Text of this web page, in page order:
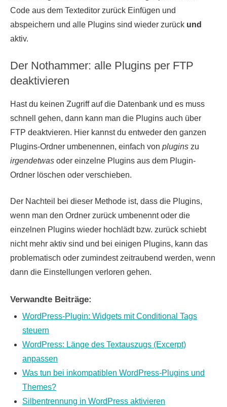
Code aus dem Texteditor zurück Einfügen und
abspeichern und alle Plugins sind wieder zurück und
aktiv.
Der Nothammer: alle Plugins per FTP
deaktivieren
Hast du keinen Zugriff auf die Datenbank und es muss
schnell gehen, dann kann man die Plugins auch über
FTP deaktvieren. Hier kannst du entweder den ganzen
Plugins-Ordner umbenennen, einfach von plugins zu
irgendetwas oder einzelne Plugins aus dem Plugin-
Ordner löschen oder verschieben.
Der Nachteil bei dieser Methode ist, dass die Plugins,
wenn man den Ordner zurück umbenennt oder die
einzelnen Plugins wieder hochlädt bzw. zurück schiebt
nicht mehr aktiv sind und bei einigen Plugins, kann das
problematisch oder zumindest zeitraubend werden, wenn
dann die Einstellungen verloren gehen.
Verwandte Beiträge:
WordPress-Plugin: Widgets mit Conditional Tags
steuern
WordPress: Länge des Textauszugs (Excerpt)
anpassen
Was tun bei inkompatiblen WordPress-Plugins und
Themes?
Silbentrennung in WordPress aktivieren